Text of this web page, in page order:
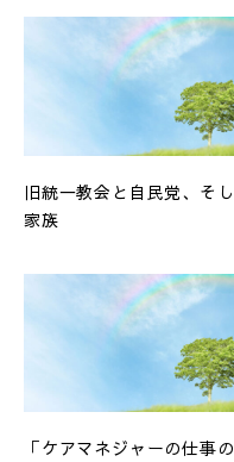
旧統一教会と自民党、そ
家族
「ケアマネジャーの仕事